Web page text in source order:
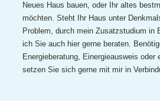
Neues Haus bauen, oder Ihr altes
möchten. Steht Ihr Haus unter
Problem, durch mein Zusatzstudium in
ich Sie auch hier gerne beraten.
Energieberatung, Einergieausweis oder
setzen Sie sich gerne mit mir in